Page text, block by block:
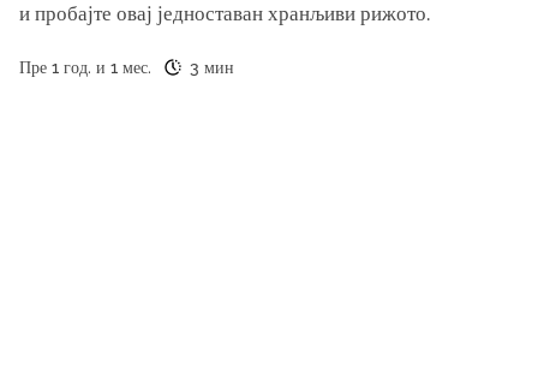
и пробајте овај једноставан хранљиви рижото.
Пре 1 год. и 1 мес. 3 мин